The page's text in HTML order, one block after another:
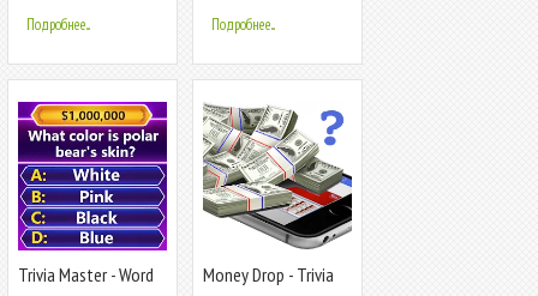
Подробнее... Подробнее...
Trivia Master - Word
Money Drop - Trivia